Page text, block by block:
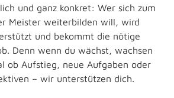
und ganz konkret: Wer sich zum
Meister weiterbilden will, wird
und bekommt die nötige
Denn wenn du wächst, wachsen
ob Aufstieg, neue Aufgaben oder
– wir unterstützen dich.